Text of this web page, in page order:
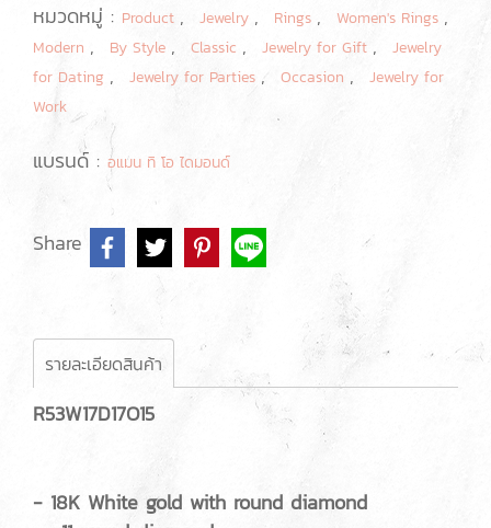
หมวดหมู่ : Product , Jewelry , Rings , Women's Rings ,
Modern , By Style , Classic , Jewelry for Gift ,
Jewelry
for Dating , Jewelry for Parties , Occasion ,
Jewelry for
Work
แบรนด์ : อแมน ทิ โอ ไดมอนด์
Share
รายละเอียดสินค้า
R53W17D17O15
- 18K White gold with round diamond